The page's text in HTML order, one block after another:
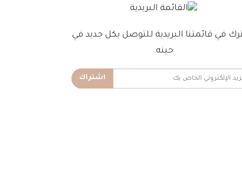
في قائمتنا البريدية للتوصل بكل جديد في
حينه.
اشتراك